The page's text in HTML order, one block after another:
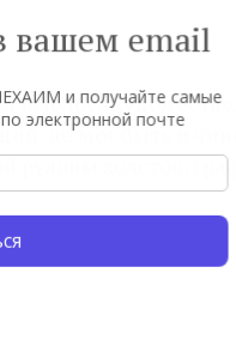
имелось
но мог быть и
рулоны холстов,
email
и получайте самые
электронной почте